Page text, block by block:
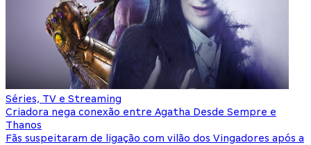
Séries, TV e Streaming
Criadora nega conexão entre Agatha Desde Sempre e
Thanos
Fãs suspeitaram de ligação com vilão dos Vingadores após a